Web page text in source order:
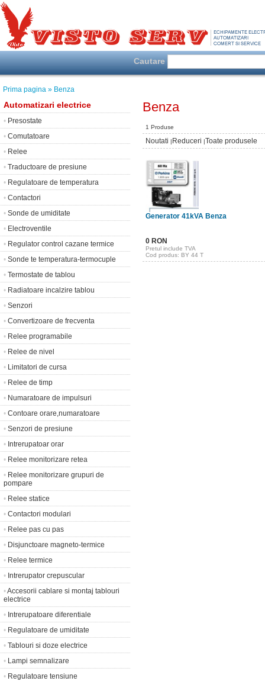
Cautare
Prima pagina » Benza
Automatizari electrice
• Presostate
• Comutatoare
• Relee
• Traductoare de presiune
• Regulatoare de temperatura
• Contactori
• Sonde de umiditate
• Electroventile
• Regulator control cazane termice
• Sonde te temperatura-termocuple
• Termostate de tablou
• Radiatoare incalzire tablou
• Senzori
• Convertizoare de frecventa
• Relee programabile
• Relee de nivel
• Limitatori de cursa
• Relee de timp
• Numaratoare de impulsuri
• Contoare orare,numaratoare
• Senzori de presiune
• Intrerupatoar orar
• Relee monitorizare retea
• Relee monitorizare grupuri de
pompare
• Relee statice
• Contactori modulari
• Relee pas cu pas
• Disjunctoare magneto-termice
• Relee termice
• Intrerupator crepuscular
•Accesorii cablare si montaj tablouri
electrice
• Intrerupatoare diferentiale
• Regulatoare de umiditate
• Tablouri si doze electrice
• Lampi semnalizare
• Regulatoare tensiune
Benza
1 Produse
Noutati | Reduceri |Toate produsele
Generator 41kVA Benza
0 RON
Pretul include TVA
Cod produs: BY 44 T